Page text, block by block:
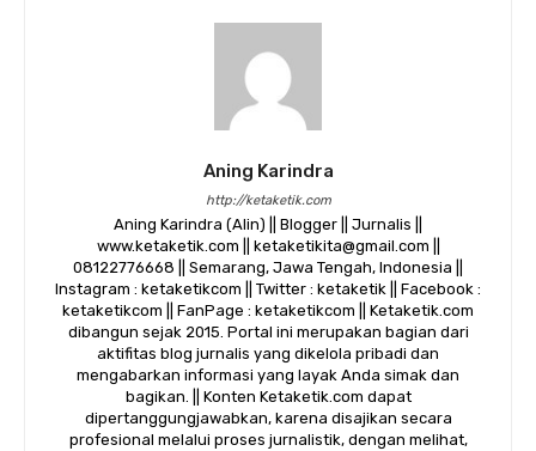
Aning Karindra
http://ketaketik.com
Aning Karindra (Alin) || Blogger || Jurnalis ||
www.ketaketik.com || ketaketikita@gmail.com ||
08122776668 || Semarang, Jawa Tengah, Indonesia ||
Instagram : ketaketikcom || Twitter : ketaketik || Facebook :
ketaketikcom || FanPage : ketaketikcom || Ketaketik.com
dibangun sejak 2015. Portal ini merupakan bagian dari
aktifitas blog jurnalis yang dikelola pribadi dan
mengabarkan informasi yang layak Anda simak dan
bagikan. || Konten Ketaketik.com dapat
dipertanggungjawabkan, karena disajikan secara
profesional melalui proses jurnalistik, dengan melihat,